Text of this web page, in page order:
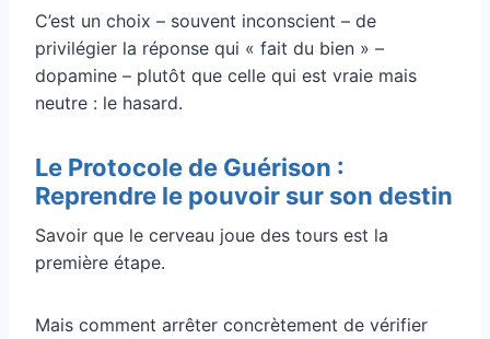
C’est un choix – souvent inconscient – de
privilégier la réponse qui « fait du bien » –
dopamine – plutôt que celle qui est vraie mais
neutre : le hasard.
Le Protocole de Guérison :
Reprendre le pouvoir sur son destin
Savoir que le cerveau joue des tours est la
première étape.
Mais comment arrêter concrètement de vérifier